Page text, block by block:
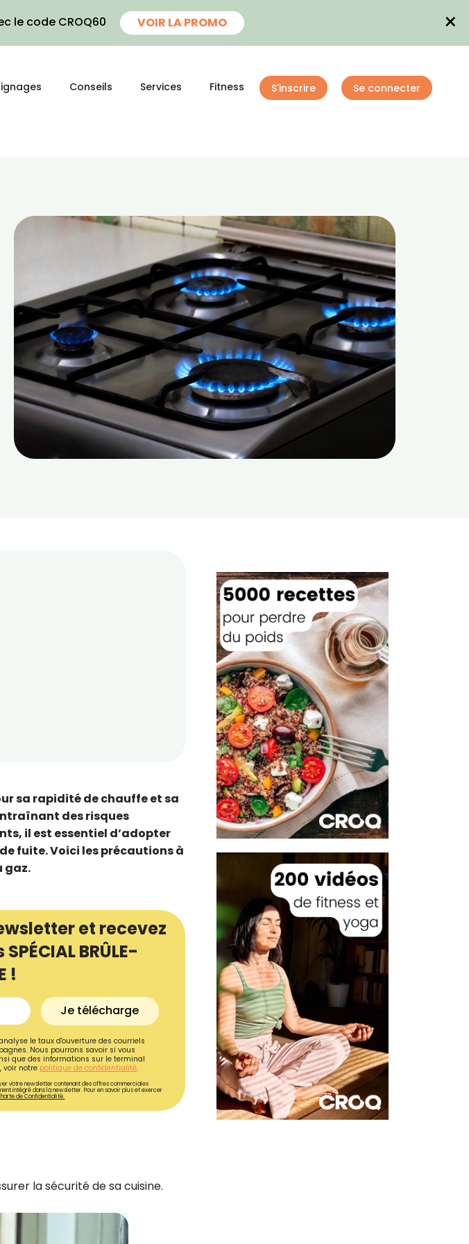
le code CROQ60 VOIR LA PROMO ×
Conseils Services Fitness S'inscrire Se connecter
sa rapidité de chauffe et sa
des risques
il est essentiel d’adopter
fuite. Voici les précautions à
gaz.
et recevez
BRÛLE-
!
Je télécharge
le taux d'ouverture des courriels
Nous pourrons savoir si vous
que des informations sur le terminal
voir notre politique de confidentialité.
votre newsletter contenant des offres commerciales
intégré dans la newsletter. Pour en savoir plus et exercer
de Confidentialité.
la sécurité de sa cuisine.
inédites de CROQ
que la newsletter promotionnelle de